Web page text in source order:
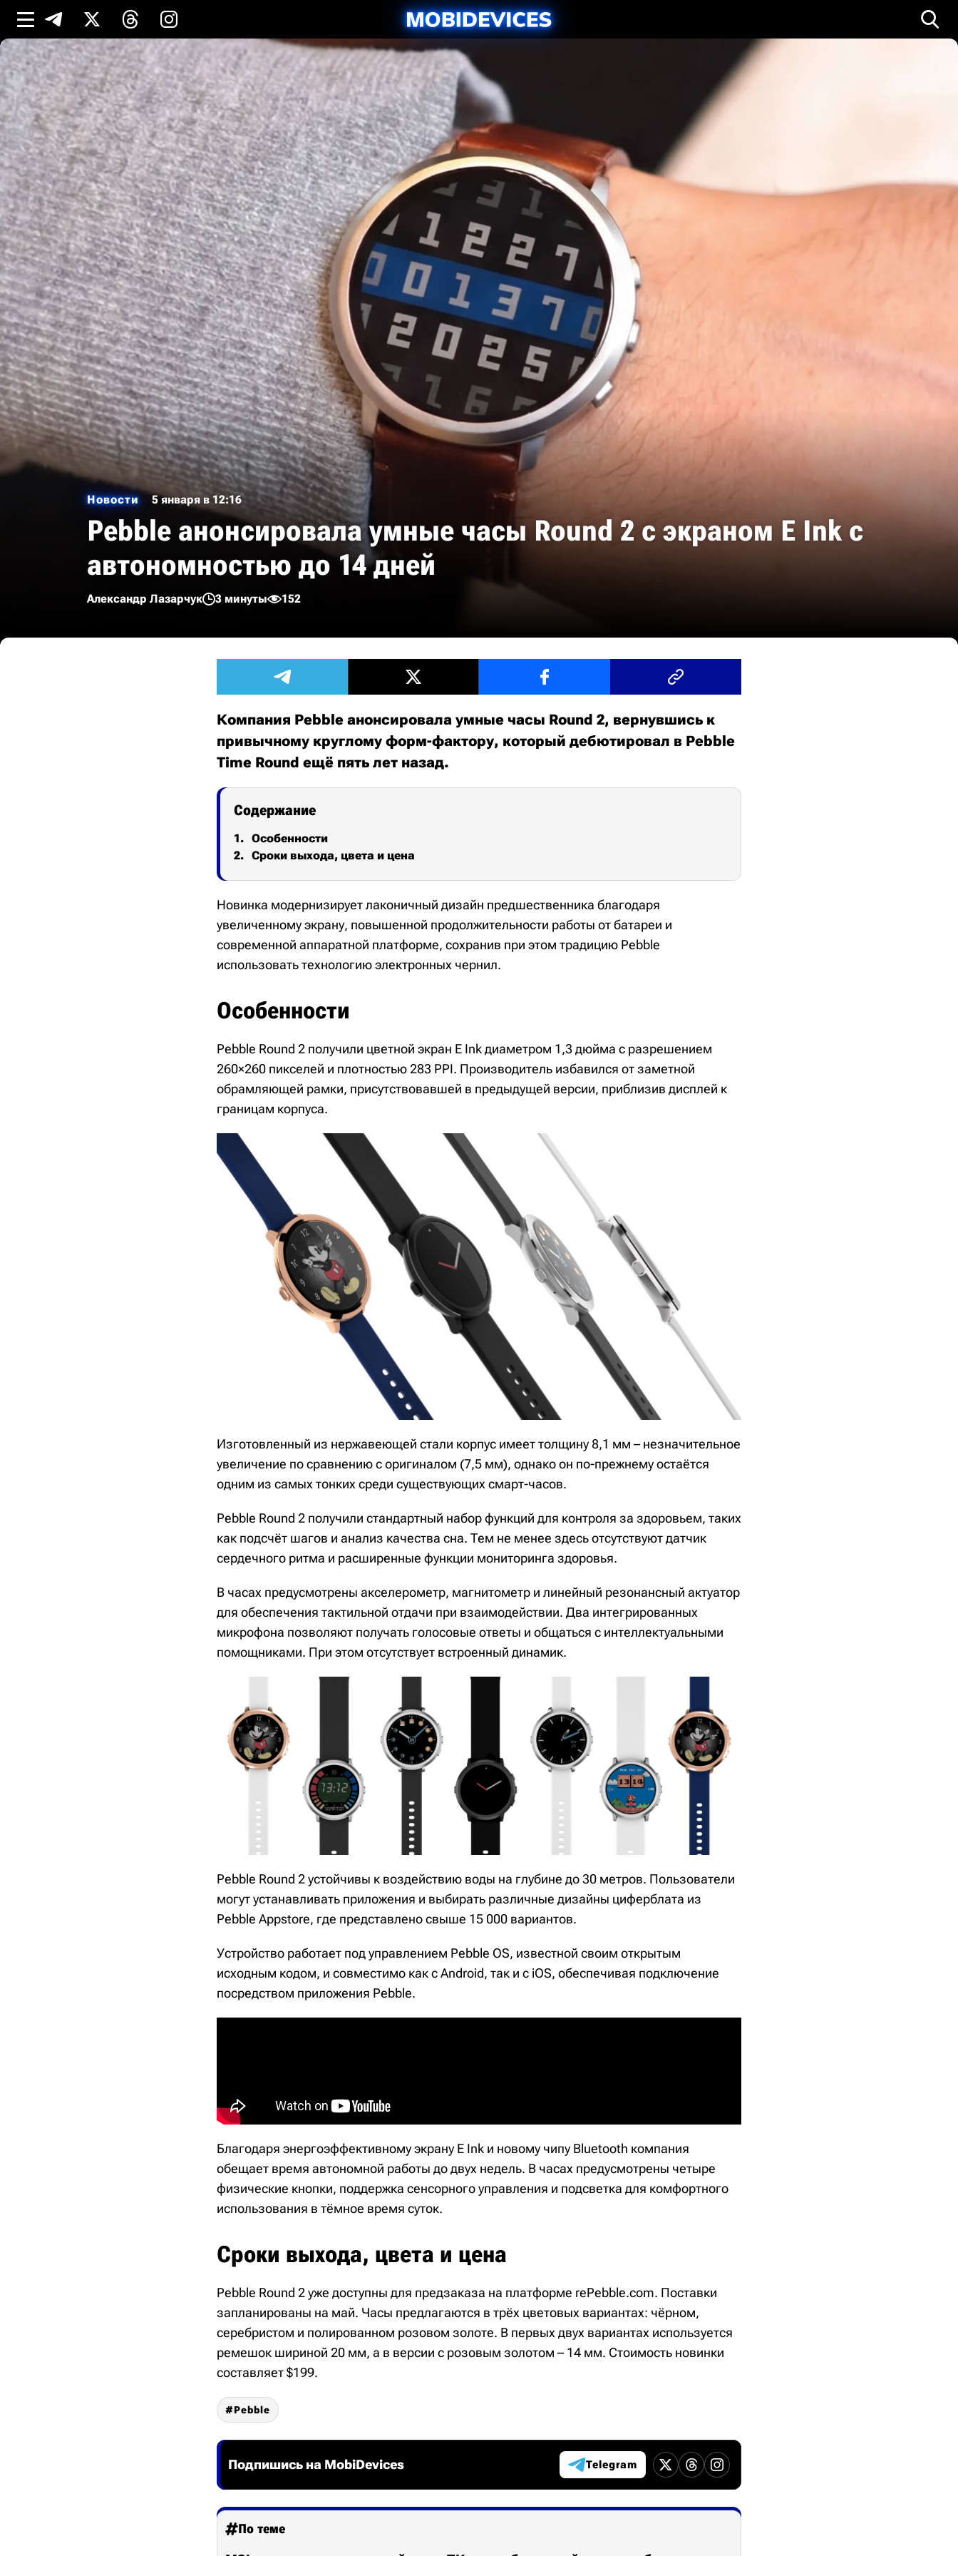
Новости 5 января в 12:16
Pebble анонсировала умные часы Round 2 с экраном E Ink с
автономностью до 14 дней
Александр Лазарчук 3 минуты 152
Компания Pebble анонсировала умные часы Round 2, вернувшись к
привычному круглому форм-фактору, который дебютировал в Pebble
Time Round ещё пять лет назад.
Содержание
Особенности
Сроки выхода, цвета и цена
Новинка модернизирует лаконичный дизайн предшественника благодаря
увеличенному экрану, повышенной продолжительности работы от батареи и
современной аппаратной платформе, сохранив при этом традицию Pebble
использовать технологию электронных чернил.
Особенности
Pebble Round 2 получили цветной экран E Ink диаметром 1,3 дюйма с разрешением
260×260 пикселей и плотностью 283 PPI. Производитель избавился от заметной
обрамляющей рамки, присутствовавшей в предыдущей версии, приблизив дисплей к
границам корпуса.
Изготовленный из нержавеющей стали корпус имеет толщину 8,1 мм – незначительное
увеличение по сравнению с оригиналом (7,5 мм), однако он по-прежнему остаётся
одним из самых тонких среди существующих смарт-часов.
Pebble Round 2 получили стандартный набор функций для контроля за здоровьем, таких
как подсчёт шагов и анализ качества сна. Тем не менее здесь отсутствуют датчик
сердечного ритма и расширенные функции мониторинга здоровья.
В часах предусмотрены акселерометр, магнитометр и линейный резонансный актуатор
для обеспечения тактильной отдачи при взаимодействии. Два интегрированных
микрофона позволяют получать голосовые ответы и общаться с интеллектуальными
помощниками. При этом отсутствует встроенный динамик.
Pebble Round 2 устойчивы к воздействию воды на глубине до 30 метров. Пользователи
могут устанавливать приложения и выбирать различные дизайны циферблата из
Pebble Appstore, где представлено свыше 15 000 вариантов.
Устройство работает под управлением Pebble OS, известной своим открытым
исходным кодом, и совместимо как с Android, так и с iOS, обеспечивая подключение
посредством приложения Pebble.
Благодаря энергоэффективному экрану E Ink и новому чипу Bluetooth компания
обещает время автономной работы до двух недель. В часах предусмотрены четыре
физические кнопки, поддержка сенсорного управления и подсветка для комфортного
использования в тёмное время суток.
Сроки выхода, цвета и цена
Pebble Round 2 уже доступны для предзаказа на платформе rePebble.com. Поставки
запланированы на май. Часы предлагаются в трёх цветовых вариантах: чёрном,
серебристом и полированном розовом золоте. В первых двух вариантах используется
ремешок шириной 20 мм, а в версии с розовым золотом – 14 мм. Стоимость новинки
составляет $199.
Pebble
Подпишись на MobiDevices Telegram
По теме